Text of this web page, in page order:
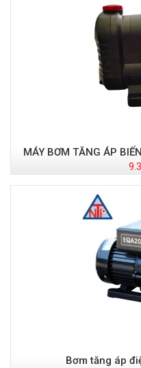
MÁY BƠM TĂNG ÁP
Bơm tăng áp